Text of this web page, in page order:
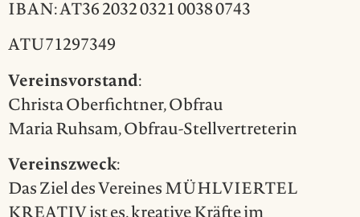
IBAN: AT36 2032 0321 0038 0743
ATU71297349
Vereinsvorstand:
Christa Oberfichtner, Obfrau
Maria Ruhsam, Obfrau-Stellvertreterin
Vereinszweck:
Das Ziel des Vereines MÜHLVIERTEL